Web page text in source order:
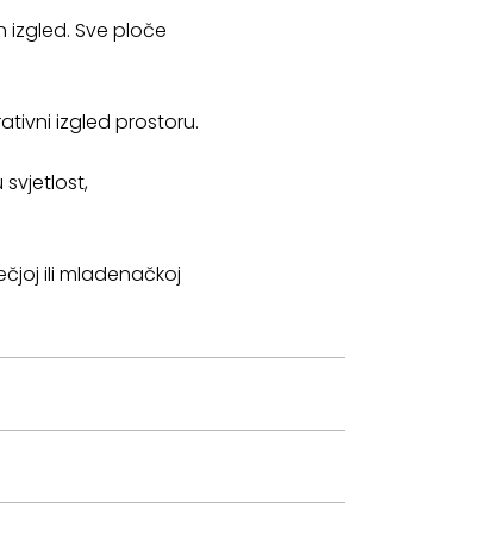
Sve ploče
izgled prostoru.
svjetlost,
ili mladenačkoj